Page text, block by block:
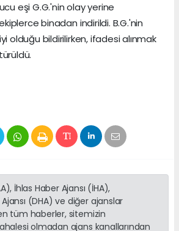
eşi G.G.'nin olay yerine
binadan indirildi. B.G.'nin
olduğu bildirilirken, ifadesi alınmak
İhlas Haber Ajansı (İHA),
(DHA) ve diğer ajanslar
tüm haberler, sitemizin
olmadan ajans kanallarından